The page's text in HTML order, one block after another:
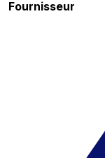
Fournisseur